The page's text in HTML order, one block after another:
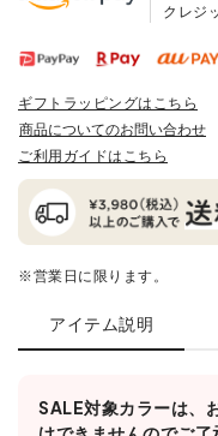
クレジ
ギフトラッピングはこちら
商品についてのお問い合わせ
ご利用ガイドはこちら
※営業日に限ります。
アイテム説明
SALE対象カラーは、